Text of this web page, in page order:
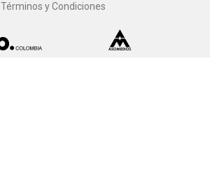
Términos y Condiciones